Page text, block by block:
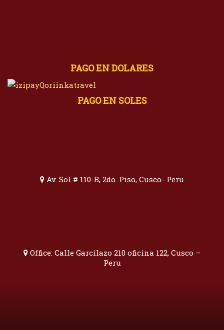
PAGO EN DOLARES
PAGO EN SOLES
Av. Sol # 110-B, 2do. Piso, Cusco- Peru
Office: Calle Garcilazo 210 oficina 122, Cusco –
Peru